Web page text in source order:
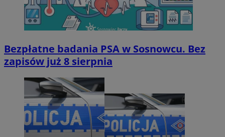
Bezpłatne badania PSA w Sosnowcu. Bez
zapisów już 8 sierpnia